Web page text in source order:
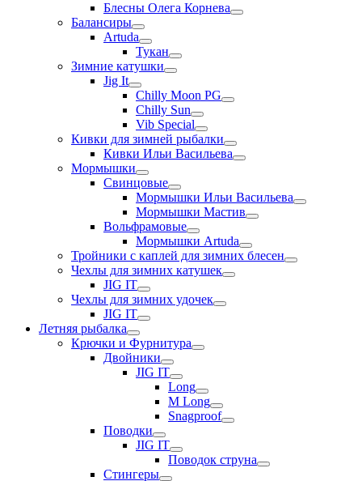
Блесны Олега Корнева
Балансиры
Artuda
Тукан
Зимние катушки
Jig It
Chilly Moon PG
Chilly Sun
Vib Special
Кивки для зимней рыбалки
Кивки Ильи Васильева
Мормышки
Свинцовые
Мормышки Ильи Васильева
Мормышки Мастив
Вольфрамовые
Мормышки Artuda
Тройники с каплей для зимних блесен
Чехлы для зимних катушек
JIG IT
Чехлы для зимних удочек
JIG IT
Летняя рыбалка
Крючки и Фурнитура
Двойники
JIG IT
Long
M Long
Snagproof
Поводки
JIG IT
Поводок струна
Стингеры